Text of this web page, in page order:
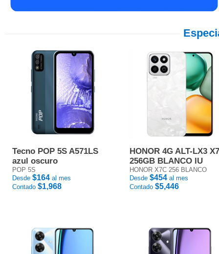
Tecno POP 5S A571LS
azul oscuro
POP 5S
Desde $164 al mes
Contado $1,968
HONOR 4G ALT-LX3
256GB BLANCO IU
HONOR X7C 256 BLANCO
Desde $454 al mes
Contado $5,446